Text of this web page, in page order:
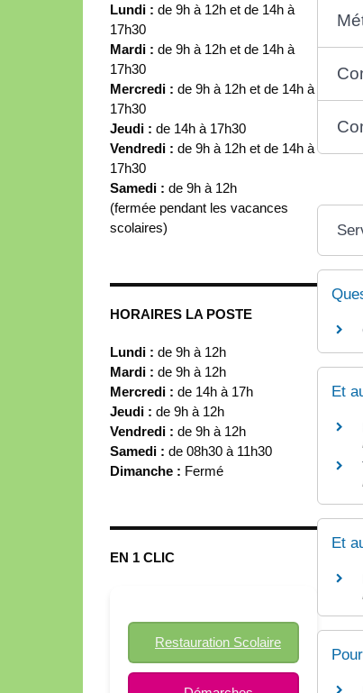
Lundi : de 9h à 12h et de 14h à
17h30
Mardi : de 9h à 12h et de 14h à
17h30
Mercredi : de 9h à 12h et de 14h à
17h30
Jeudi : de 14h à 17h30
Vendredi : de 9h à 12h et de 14h à
17h30
Samedi : de 9h à 12h
(fermée pendant les vacances
scolaires)
HORAIRES LA POSTE
Lundi : de 9h à 12h
Mardi : de 9h à 12h
Mercredi : de 14h à 17h
Jeudi : de 9h à 12h
Vendredi : de 9h à 12h
Samedi : de 08h30 à 11h30
Dimanche : Fermé
EN 1 CLIC
Restauration Scolaire
Et
Et